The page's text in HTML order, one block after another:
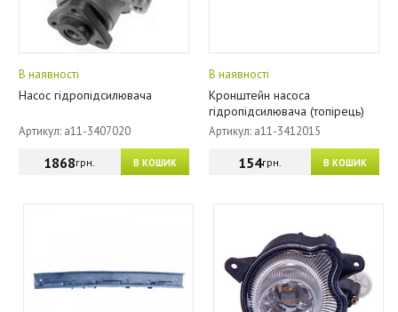
В наявності
Насос гідропідсилювача
Артикул: a11-3407020
В КОШИК
1868грн.
В наявності
Кронштейн насоса
гідропідсилювача (топірець)
Артикул: a11-3412015
В КОШИК
154грн.